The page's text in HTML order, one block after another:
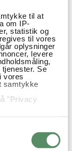
til at
om IP-
statistik og
til vores
oplysninger
levere
Se
vores
samtykke
"Privacy
din placering,
scanning af
nok komme!
ik´ ;-)